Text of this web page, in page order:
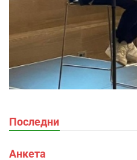
Последни
Анкета